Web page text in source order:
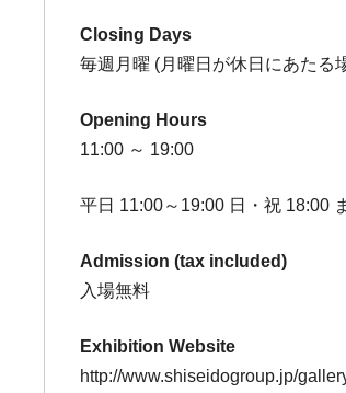
Closing Days
毎週月曜 (月曜日が休日にあたる
Opening Hours
11:00 ～ 19:00
平日 11:00～19:00 日・祝 18:00
Admission (tax included)
入場無料
Exhibition Website
http://www.shiseidogroup.jp/